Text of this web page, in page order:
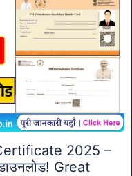
2025 –
Great